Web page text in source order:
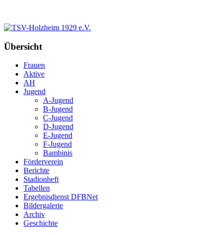
Übersicht
Frauen
Aktive
AH
Jugend
A-Jugend
B-Jugend
C-Jugend
D-Jugend
E-Jugend
F-Jugend
Bambinis
Förderverein
Berichte
Stadionheft
Tabellen
Ergebnisdienst DFBNet
Bildergalerie
Archiv
Geschichte